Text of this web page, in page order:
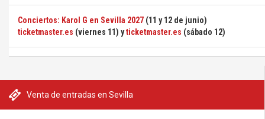
Venta de entradas en Sevilla
Conciertos: Karol G en Sevilla 2027 (11 y 12 de junio)
ticketmaster.es (viernes 11) yticketmaster.es (sábado 12)